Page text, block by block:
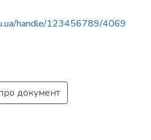
handle/123456789/4069
документ